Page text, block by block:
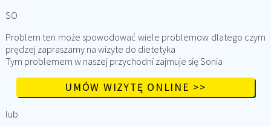
SO
Problem ten może spowodować wiele problemow dlatego czym
prędzej zapraszamy na wizyte do dietetyka
Tym problemem w naszej przychodni zajmuje się Sonia
UMÓW WIZYTĘ ONLINE >>
lub